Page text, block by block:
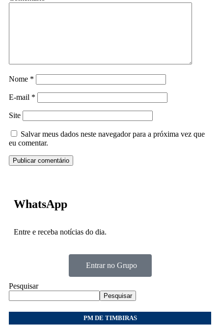
Nome *
E-mail *
Site
Salvar meus dados neste navegador para a próxima vez que
eu comentar.
WhatsApp
Entre e receba notícias do dia.
Entrar no Grupo
Pesquisar
Pesquisar
PM DE TIMBIRAS